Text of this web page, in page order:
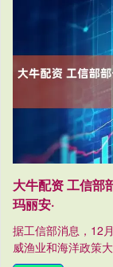
大牛配资 工信部
玛丽安·
据工信部消息，12
威渔业和海洋政策